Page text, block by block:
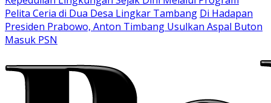
Pelita Ceria di Dua Desa Lingkar Tambang Di Hadapan
Presiden Prabowo, Anton Timbang Usulkan Aspal Buton
Masuk PSN